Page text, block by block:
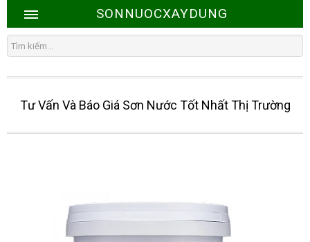
SONNUOCXAYDUNG
Tư Vấn Và Báo Giá Sơn Nước Tốt Nhất Thị Trường